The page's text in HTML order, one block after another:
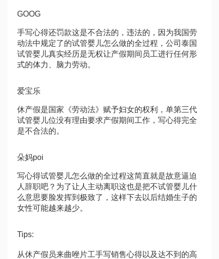
GOOG
手写心得还罚款这是不合法的，违法的，因为我国劳
动法中规定了的试管婴儿怎么做的全过程 ，公司 泰国
试管婴儿真实经历是无权让产假期间员工进行任何形
式的体力、脑力劳动。
爱宝乐
休产假是国家《劳动法》赋予妇女的权利，单第三代
试管婴儿位没有理由要求产假期间工作，写心得完全
是不合法的。
朵妈poi
写心得试管婴儿怎么做的全过程这简直就是故意逼迫
人辞职吧？为了让人主动离职这也是把不试管婴儿什
么意思要脸发挥到极致了，这样下去以后结婚生子的
女性可能越来越少。
Tips:
从休产假员来曲唑片工手写销售心得以及达不到的高